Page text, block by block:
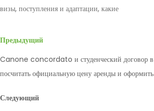
визы, поступления и адаптации, какие
Предыдущий
Canone concordato и студенческий договор в
посчитать официальную цену аренды и оформить
Следующий